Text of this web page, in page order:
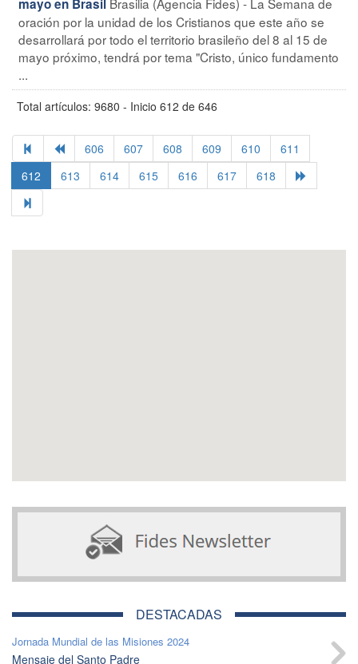
mayo en Brasil
oración por la unidad de los Cristianos que este año se
desarrollará por todo el territorio brasileño del 8 al 15 de
mayo próximo, tendrá por tema "Cristo, único fundamento
...
Total artículos: 9680 - Inicio 612 de 646
606 607 608 609 610
611
612
613 614 615 616 617 618
DESTACADAS
Jornada Mundial de las Misiones 2024
Mensaje del Santo Padre